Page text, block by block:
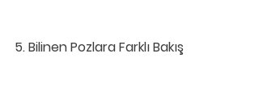
5. Bilinen Pozlara Farklı Bakış